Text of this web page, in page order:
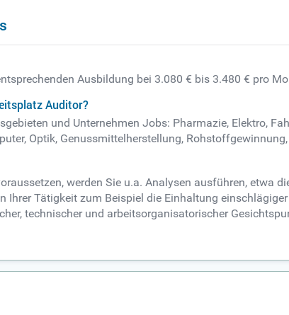
Ausbildung bei 3.080 € bis 3.480 € pro
Auditor?
und Unternehmen Jobs: Pharmazie, Elektro,
Optik, Genussmittelherstellung,
werden Sie u.a. Analysen ausführen, etwa
Tätigkeit zum Beispiel die Einhaltung
technischer und arbeitsorganisatorischer